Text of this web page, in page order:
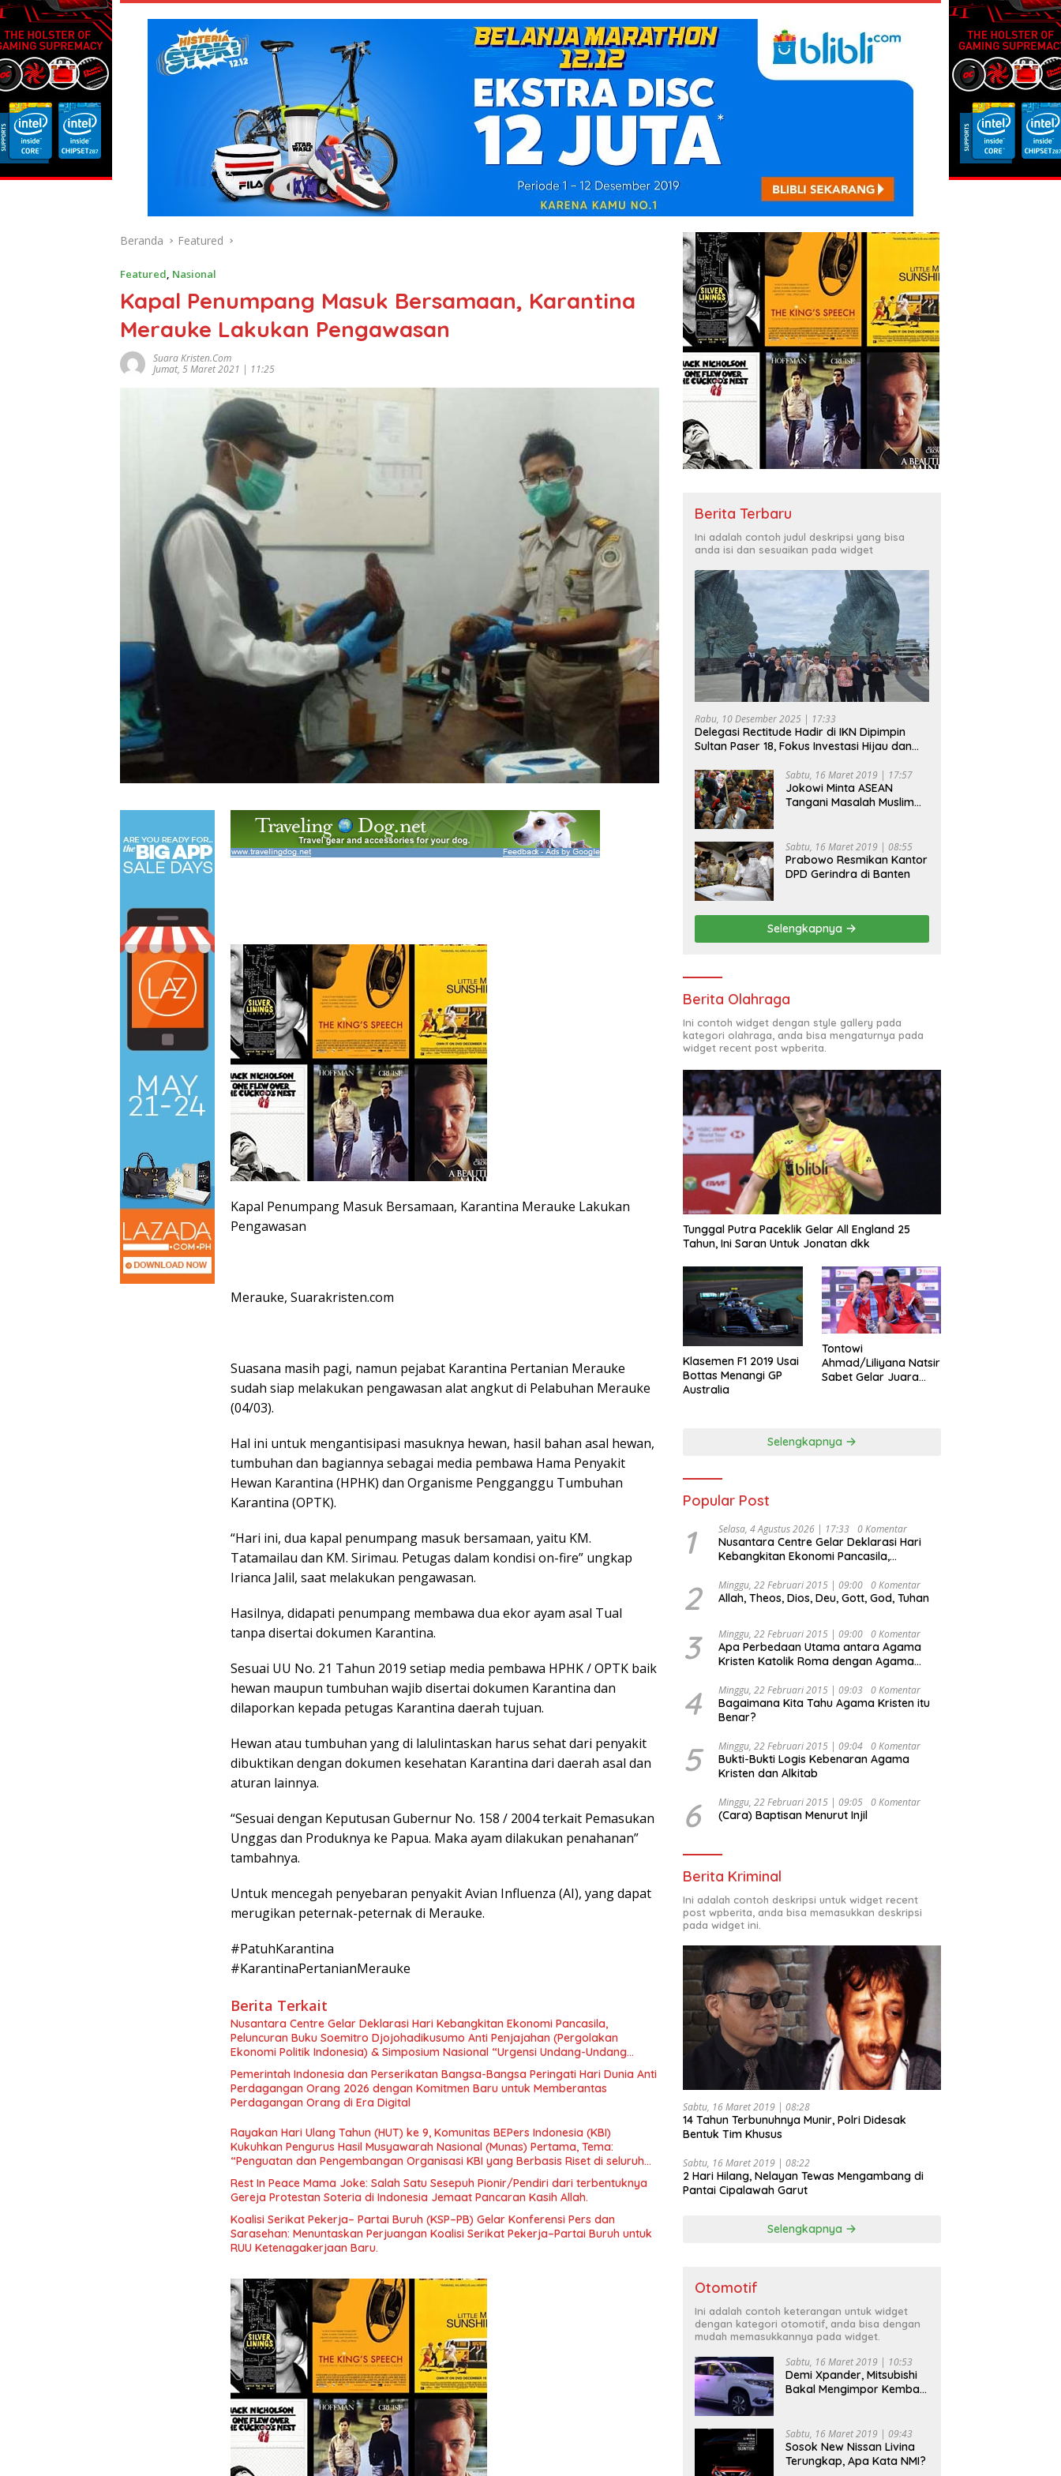
Beranda Featured
Featured, Nasional
Kapal Penumpang Masuk Bersamaan, Karantina
Merauke Lakukan Pengawasan
Suara Kristen.com
Jumat, 5 Maret 2021 | 11:25
Kapal Penumpang Masuk Bersamaan, Karantina Merauke Lakukan
Pengawasan
Merauke, Suarakristen.com
Suasana masih pagi, namun pejabat Karantina Pertanian Merauke
sudah siap melakukan pengawasan alat angkut di Pelabuhan Merauke
(04/03).
Hal ini untuk mengantisipasi masuknya hewan, hasil bahan asal hewan,
tumbuhan dan bagiannya sebagai media pembawa Hama Penyakit
Hewan Karantina (HPHK) dan Organisme Pengganggu Tumbuhan
Karantina (OPTK).
“Hari ini, dua kapal penumpang masuk bersamaan, yaitu KM.
Tatamailau dan KM. Sirimau. Petugas dalam kondisi on-fire” ungkap
Irianca Jalil, saat melakukan pengawasan.
Hasilnya, didapati penumpang membawa dua ekor ayam asal Tual
tanpa disertai dokumen Karantina.
Sesuai UU No. 21 Tahun 2019 setiap media pembawa HPHK / OPTK baik
hewan maupun tumbuhan wajib disertai dokumen Karantina dan
dilaporkan kepada petugas Karantina daerah tujuan.
Hewan atau tumbuhan yang di lalulintaskan harus sehat dari penyakit
dibuktikan dengan dokumen kesehatan Karantina dari daerah asal dan
aturan lainnya.
“Sesuai dengan Keputusan Gubernur No. 158 / 2004 terkait Pemasukan
Unggas dan Produknya ke Papua. Maka ayam dilakukan penahanan”
tambahnya.
Untuk mencegah penyebaran penyakit Avian Influenza (AI), yang dapat
merugikan peternak-peternak di Merauke.
#PatuhKarantina
#KarantinaPertanianMerauke
Berita Terkait
Nusantara Centre Gelar Deklarasi Hari Kebangkitan Ekonomi Pancasila,
Peluncuran Buku Soemitro Djojohadikusumo Anti Penjajahan (Pergolakan
Ekonomi Politik Indonesia) & Simposium Nasional “Urgensi Undang-Undang
Indonesia Emas 2045”,
Pemerintah Indonesia dan Perserikatan Bangsa-Bangsa Peringati Hari Dunia Anti
Perdagangan Orang 2026 dengan Komitmen Baru untuk Memberantas
Perdagangan Orang di Era Digital
Rayakan Hari Ulang Tahun (HUT) ke 9, Komunitas BEPers Indonesia (KBI)
Kukuhkan Pengurus Hasil Musyawarah Nasional (Munas) Pertama, Tema:
“Penguatan dan Pengembangan Organisasi KBI yang Berbasis Riset di seluruh
Rest In Peace Mama Joke: Salah Satu Sesepuh Pionir/Pendiri dari terbentuknya
Gereja Protestan Soteria di Indonesia Jemaat Pancaran Kasih Allah.
Koalisi Serikat Pekerja– Partai Buruh (KSP–PB) Gelar Konferensi Pers dan
Sarasehan: Menuntaskan Perjuangan Koalisi Serikat Pekerja–Partai Buruh untuk
RUU Ketenagakerjaan Baru.
Berita Terbaru
Ini adalah contoh judul deskripsi yang bisa
anda isi dan sesuaikan pada widget
Rabu, 10 Desember 2025 | 17:33
Delegasi Rectitude Hadir di IKN Dipimpin
Sultan Paser 18, Fokus Investasi Hijau dan
Sabtu, 16 Maret 2019 | 17:57
Jokowi Minta ASEAN
Tangani Masalah Muslim
Sabtu, 16 Maret 2019 | 08:55
Prabowo Resmikan Kantor
DPD Gerindra di Banten
Selengkapnya
Berita Olahraga
Ini contoh widget dengan style gallery pada
kategori olahraga, anda bisa mengaturnya pada
widget recent post wpberita.
Tunggal Putra Paceklik Gelar All England 25
Tahun, Ini Saran Untuk Jonatan dkk
Klasemen F1 2019 Usai
Bottas Menangi GP
Australia
Tontowi
Ahmad/Liliyana Natsir
Sabet Gelar Juara
Selengkapnya
Popular Post
1 Selasa, 4 Agustus 2026 | 17:33 0 Komentar
Nusantara Centre Gelar Deklarasi Hari
Kebangkitan Ekonomi Pancasila,
Djojohadikusumo Anti Penjajahan
(Pergolakan Ekonomi Politik Indonesia) &
Undang Perekonomian Nasional dan
Kesejahteraan Sosial dalam Menata
Bangsa Menuju Indonesia Emas 2045”,
2 Minggu, 22 Februari 2015 | 09:00 0 Komentar
Allah, Theos, Dios, Deu, Gott, God, Tuhan
3 Minggu, 22 Februari 2015 | 09:00 0 Komentar
Apa Perbedaan Utama antara Agama
Kristen Katolik Roma dengan Agama
4 Minggu, 22 Februari 2015 | 09:03 0 Komentar
Bagaimana Kita Tahu Agama Kristen itu
Benar?
5 Minggu, 22 Februari 2015 | 09:04 0 Komentar
Bukti-Bukti Logis Kebenaran Agama
Kristen dan Alkitab
6 Minggu, 22 Februari 2015 | 09:05 0 Komentar
(Cara) Baptisan Menurut Injil
Berita Kriminal
Ini adalah contoh deskripsi untuk widget recent
post wpberita, anda bisa memasukkan deskripsi
pada widget ini.
Sabtu, 16 Maret 2019 | 08:28
14 Tahun Terbunuhnya Munir, Polri Didesak
Bentuk Tim Khusus
Sabtu, 16 Maret 2019 | 08:22
2 Hari Hilang, Nelayan Tewas Mengambang di
Pantai Cipalawah Garut
Selengkapnya
Otomotif
Ini adalah contoh keterangan untuk widget
dengan kategori otomotif, anda bisa dengan
mudah memasukkannya pada widget.
Sabtu, 16 Maret 2019 | 10:53
Demi Xpander, Mitsubishi
Bakal Mengimpor Kembali
Sabtu, 16 Maret 2019 | 09:43
Sosok New Nissan Livina
Terungkap, Apa Kata NMI?